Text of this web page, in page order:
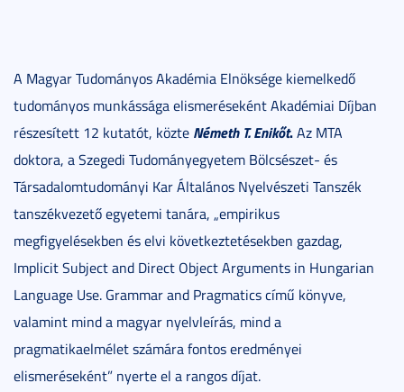
A Magyar Tudományos Akadémia Elnöksége kiemelkedő
tudományos munkássága elismeréseként Akadémiai Díjban
részesített 12 kutatót, közte Németh T. Enikőt.Az MTA
doktora, a Szegedi Tudományegyetem Bölcsészet- és
Társadalomtudományi Kar Általános Nyelvészeti Tanszék
tanszékvezető egyetemi tanára, „empirikus
megfigyelésekben és elvi következtetésekben gazdag,
Implicit Subject and Direct Object Arguments in Hungarian
Language Use. Grammar and Pragmatics című könyve,
valamint mind a magyar nyelvleírás, mind a
pragmatikaelmélet számára fontos eredményei
elismeréseként” nyerte el a rangos díjat.